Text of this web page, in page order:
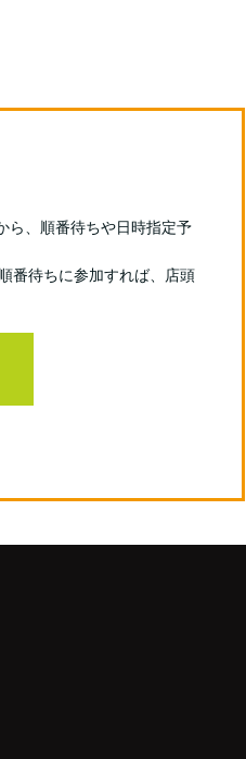
ら、順番待ちや日時指定予
番待ちに参加すれば、店頭